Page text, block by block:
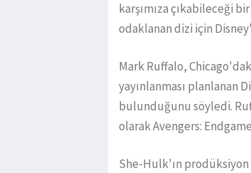
karşımıza çıkabileceği
odaklanan dizi için
Mark Ruffalo,
yayınlanması planlanan
bulunduğunu söyledi.
olarak Avengers:
She-Hulk'ın prodüksiyon